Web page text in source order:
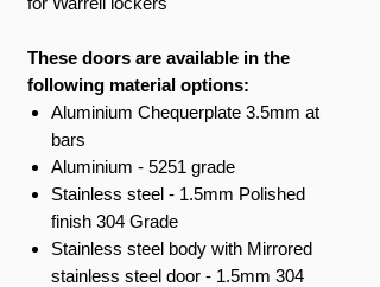
These doors are available in the
following material options:
Aluminium Chequerplate 3.5mm at
bars
Aluminium - 5251 grade
Stainless steel - 1.5mm Polished
finish 304 Grade
Stainless steel body with Mirrored
stainless steel door - 1.5mm 304